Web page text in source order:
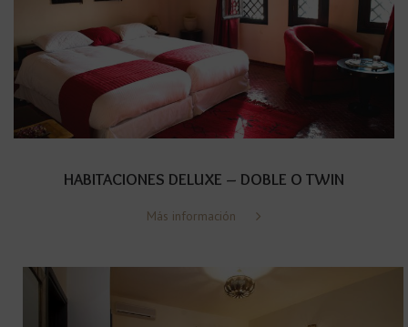
HABITACIONES DELUXE – DOBLE O TWIN
Más información